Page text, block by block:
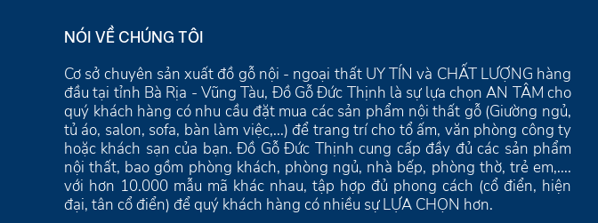
NÓI VỀ CHÚNG TÔI
Cơ sở chuyên sản xuất đồ gỗ nội - ngoại thất UY TÍN và CHẤT LƯỢNG hàng
đầu tại tỉnh Bà Rịa - Vũng Tàu, Đồ Gỗ Đức Thịnh là sự lựa chọn AN TÂM cho
quý khách hàng có nhu cầu đặt mua các sản phẩm nội thất gỗ (Giường ngủ,
tủ áo, salon, sofa, bàn làm việc,...) để trang trí cho tổ ấm, văn phòng công ty
hoặc khách sạn của bạn. Đồ Gỗ Đức Thịnh cung cấp đầy đủ các sản phẩm
nội thất, bao gồm phòng khách, phòng ngủ, nhà bếp, phòng thờ, trẻ em,....
với hơn 10.000 mẫu mã khác nhau, tập hợp đủ phong cách (cổ điển, hiện
đại, tân cổ điển) để quý khách hàng có nhiều sự LỰA CHỌN hơn.